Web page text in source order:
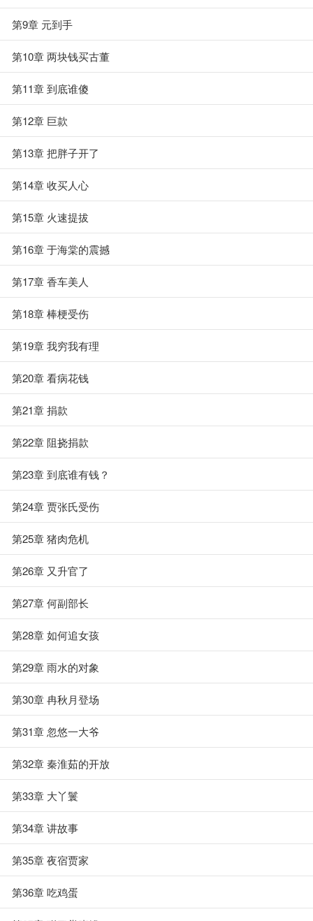
第9章 元到手
第10章 两块钱买古董
第11章 到底谁傻
第12章 巨款
第13章 把胖子开了
第14章 收买人心
第15章 火速提拔
第16章 于海棠的震撼
第17章 香车美人
第18章 棒梗受伤
第19章 我穷我有理
第20章 看病花钱
第21章 捐款
第22章 阻挠捐款
第23章 到底谁有钱？
第24章 贾张氏受伤
第25章 猪肉危机
第26章 又升官了
第27章 何副部长
第28章 如何追女孩
第29章 雨水的对象
第30章 冉秋月登场
第31章 忽悠一大爷
第32章 秦淮茹的开放
第33章 大丫鬟
第34章 讲故事
第35章 夜宿贾家
第36章 吃鸡蛋